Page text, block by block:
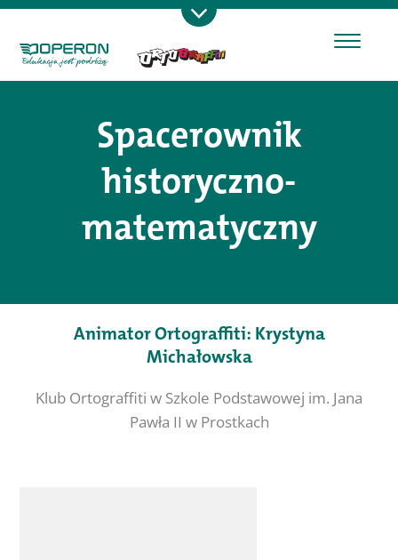
Spacerownik
historyczno-
matematyczny
Animator Ortograffiti: Krystyna
Michałowska
Klub Ortograffiti w Szkole Podstawowej im. Jana
Pawła II w Prostkach